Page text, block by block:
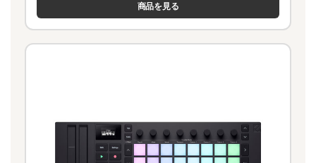
商品を見る